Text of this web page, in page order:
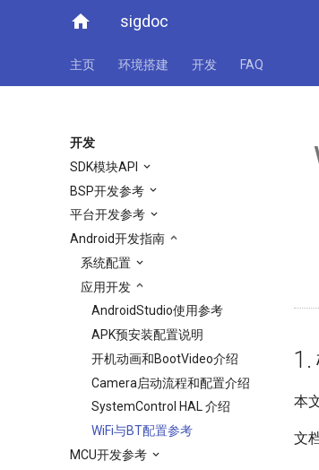
home sigdoc
主页 环境搭建 开发 FAQ
开发
SDK模块API
BSP开发参考
平台开发参考
Android开发指南
系统配置
应用开发
AndroidStudio使用参考
APK预安装配置说明
开机动画和BootVideo介绍
Camera启动流程和配置介绍
SystemControl HAL 介绍
WiFi与BT配置参考
MCU开发参考
1.
本
文